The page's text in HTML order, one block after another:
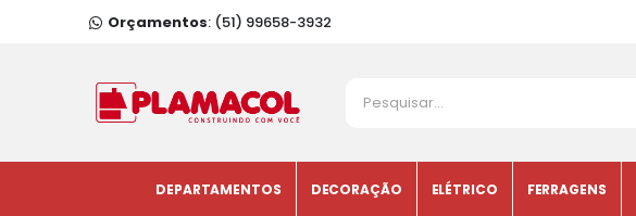
Orçamentos: (51) 99658-3932
DEPARTAMENTOS DECORAÇÃO ELÉTRICO FERRAGENS